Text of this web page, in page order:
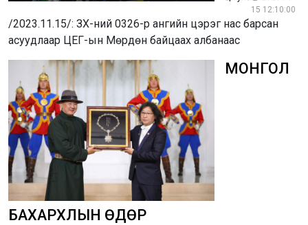
15 12:10:00
/2023.11.15/: ЗХ-ний 0326-р ангийн цэрэг нас барсан
асуудлаар ЦЕГ-ын Мөрдөн байцаах албанаас
МОНГОЛ
БАХАРХЛЫН ӨДӨР